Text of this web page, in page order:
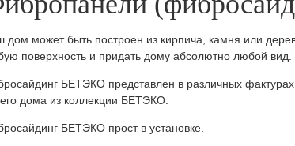
дом может быть построен из кирпича, камня или
поверхность и придать дому абсолютно любой вид.
БЕТЭКО представлен в различных
дома из коллекции БЕТЭКО.
БЕТЭКО прост в установке.